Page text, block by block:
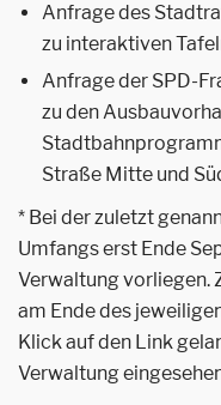
Anfrage des
zu interaktiven
Anfrage der SPD-
zu den
Straße Mitte und
* Bei der zuletzt
Umfangs erst Ende
Verwaltung vorliegen.
am Ende des
Klick auf den Link
Verwaltung